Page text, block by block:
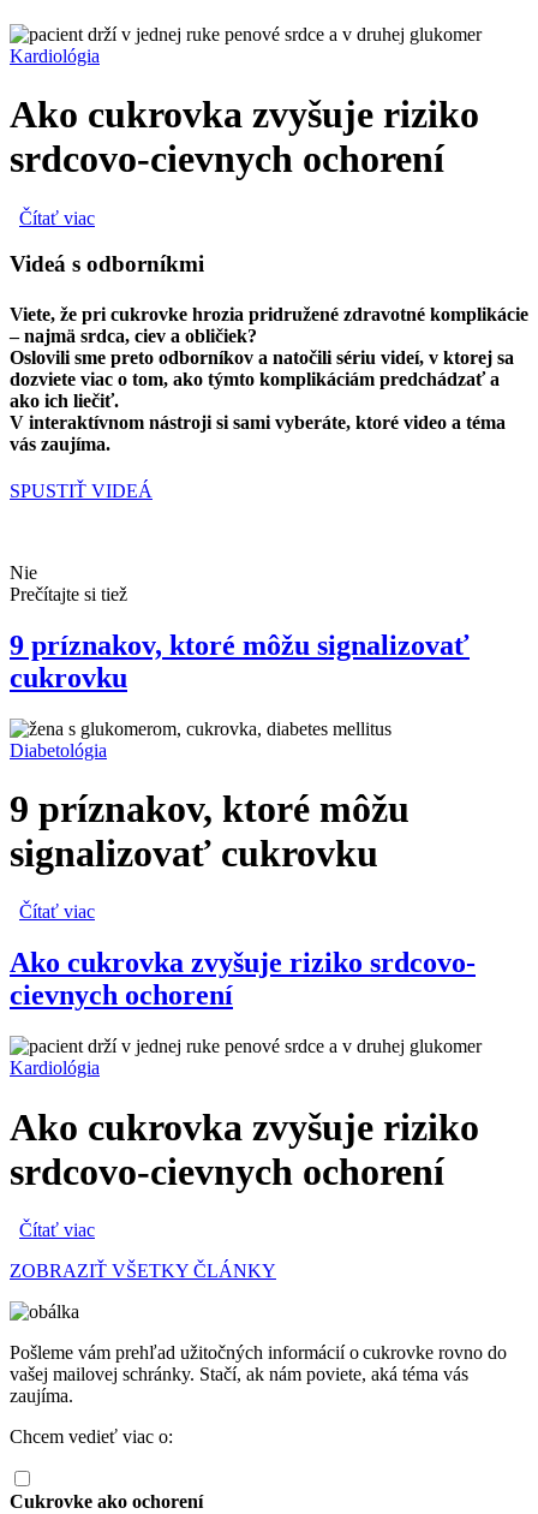
Kardiológia
Ako cukrovka zvyšuje riziko
srdcovo-cievnych ochorení
Čítať viac
Videá s odborníkmi
Viete, že pri cukrovke hrozia pridružené zdravotné komplikácie
– najmä srdca, ciev a obličiek?
Oslovili sme preto odborníkov a natočili sériu videí, v ktorej sa
dozviete viac o tom, ako týmto komplikáciám predchádzať a
ako ich liečiť.
V interaktívnom nástroji si sami vyberáte, ktoré video a téma
vás zaujíma.
SPUSTIŤ VIDEÁ
Nie
Prečítajte si tiež
9 príznakov, ktoré môžu signalizovať
cukrovku
Diabetológia
9 príznakov, ktoré môžu
signalizovať cukrovku
Čítať viac
Ako cukrovka zvyšuje riziko srdcovo-
cievnych ochorení
Kardiológia
Ako cukrovka zvyšuje riziko
srdcovo-cievnych ochorení
Čítať viac
ZOBRAZIŤ VŠETKY ČLÁNKY
Pošleme vám prehľad užitočných informácií o cukrovke rovno do
vašej mailovej schránky. Stačí, ak nám poviete, aká téma vás
zaujíma.
Chcem vedieť viac o:
Cukrovke ako ochorení